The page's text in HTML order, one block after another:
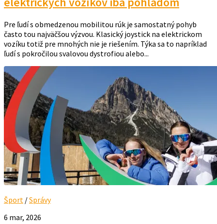
Pre ľudí s obmedzenou mobilitou rúk je samostatný pohyb
často tou najväčšou výzvou. Klasický joystick na elektrickom
vozíku totiž pre mnohých nie je riešením. Týka sa to napríklad
ľudí s pokročilou svalovou dystrofiou alebo...
Šport /Správy
6 mar, 2026